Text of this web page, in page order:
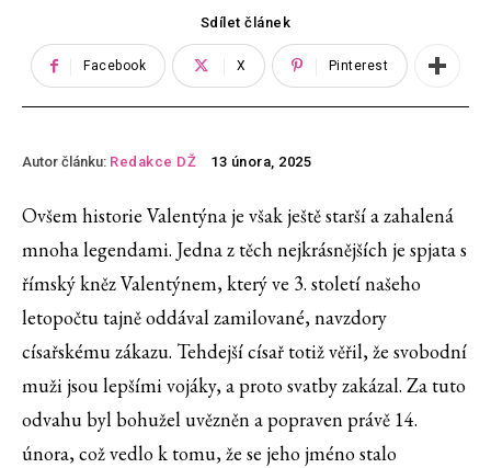
Sdílet článek
Facebook X Pinterest
Autor článku: Redakce DŽ 13 února, 2025
Ovšem historie Valentýna je však ještě starší a zahalená
mnoha legendami. Jedna z těch nejkrásnějších je spjata s
římský kněz Valentýnem, který ve 3. století našeho
letopočtu tajně oddával zamilované, navzdory
císařskému zákazu. Tehdejší císař totiž věřil, že svobodní
muži jsou lepšími vojáky, a proto svatby zakázal. Za tuto
odvahu byl bohužel uvězněn a popraven právě 14.
února, což vedlo k tomu, že se jeho jméno stalo